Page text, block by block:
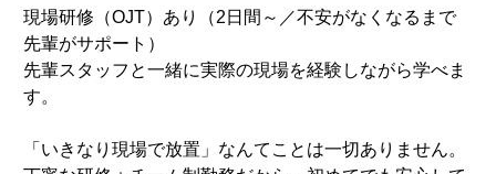
現場研修（OJT）あり（2日間～／不安がなくなるまで
先輩がサポート）
先輩スタッフと一緒に実際の現場を経験しながら学べま
す。
「いきなり現場で放置」なんてことは一切ありません。